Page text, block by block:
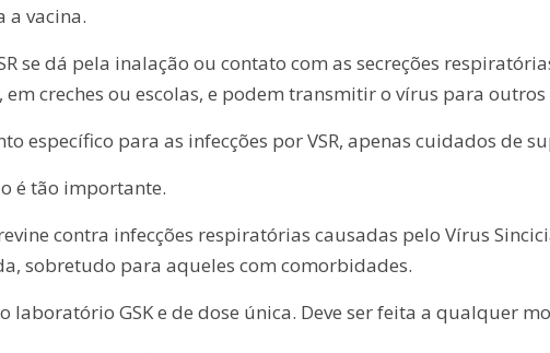
a vacina.
se dá pela inalação ou contato com as secreções
em creches ou escolas, e podem transmitir o vírus para
específico para as infecções por VSR, apenas cuidados de
é tão importante.
contra infecções respiratórias causadas pelo Vírus
sobretudo para aqueles com comorbidades.
laboratório GSK e de dose única. Deve ser feita a qualquer